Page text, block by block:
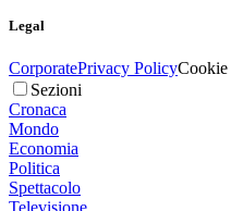
Legal
CorporatePrivacy Policy
Sezioni
Cronaca
Mondo
Economia
Politica
Spettacolo
Televisione